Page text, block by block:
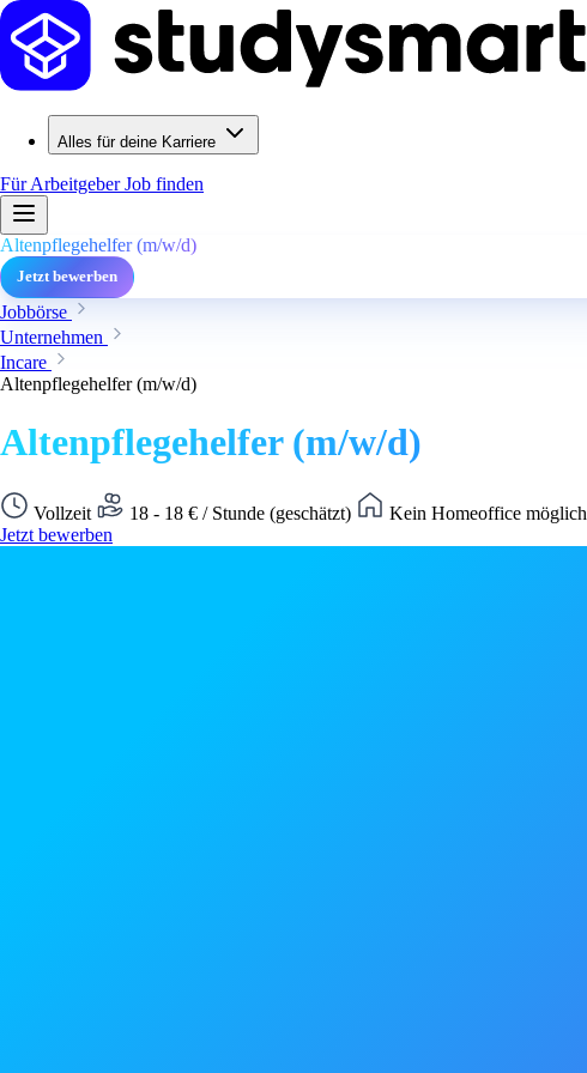
Alles für deine Karriere
Für ArbeitgeberJob finden
Altenpflegehelfer (m/w/d)
Jetzt bewerben
Jobbörse
Unternehmen
Incare
Altenpflegehelfer (m/w/d)
Altenpflegehelfer (m/w/d)
Vollzeit 18 - 18 € / Stunde (geschätzt)
Kein Homeoffice möglich
Jetzt bewerben